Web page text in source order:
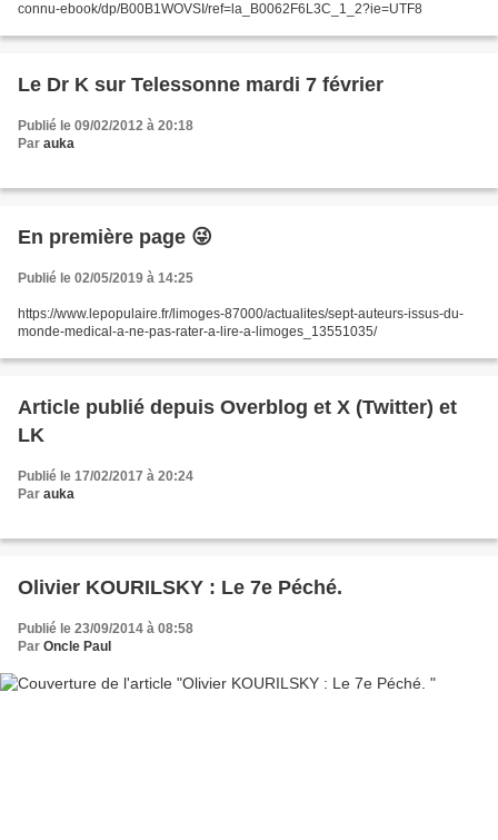
connu-ebook/dp/B00B1WOVSI/ref=la_B0062F6L3C_1_2?ie=UTF8
Le Dr K sur Telessonne mardi 7 février
Publié le 09/02/2012 à 20:18
Par auka
En première page 😜
Publié le 02/05/2019 à 14:25
https://www.lepopulaire.fr/limoges-87000/actualites/sept-auteurs-issus-du-
monde-medical-a-ne-pas-rater-a-lire-a-limoges_13551035/
Article publié depuis Overblog et X (Twitter) et
LK
Publié le 17/02/2017 à 20:24
Par auka
Olivier KOURILSKY : Le 7e Péché.
Publié le 23/09/2014 à 08:58
Par Oncle Paul